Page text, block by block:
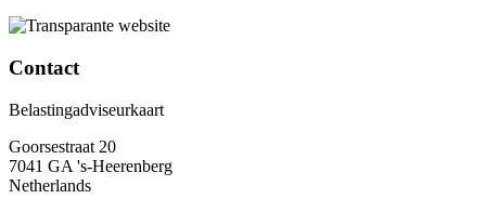
Contact
Belastingadviseurkaart
Goorsestraat 20
7041 GA 's-Heerenberg
Netherlands